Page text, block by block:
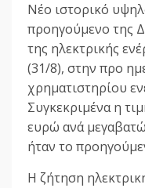
Νέο ιστορικό
προηγούμενο της
της ηλεκτρικής
(31/8), στην προ
χρηματιστηρίου
Συγκεκριμένα η
ευρώ ανά
ήταν το
Η ζήτηση